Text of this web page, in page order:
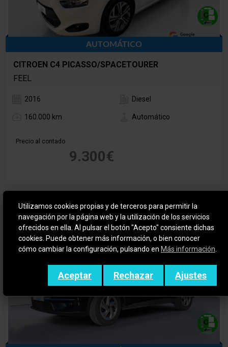
AUTOMÁTICO
CITROEN C4 PICASSO/SPACETOURER
FEEL
2016 Diesel
160.000 km Automático
Precio al contado
9.300€
Utilizamos cookies propias y de terceros para permitir la
navegación por la página web y la utilización de los servicios
ofrecidos en ella. Al pulsar el botón "Acepto" consiente dichas
cookies. Puede obtener más información, o bien conocer
cómo cambiar la configuración, pulsando en Más información
Aceptar Rechazar Ajustes